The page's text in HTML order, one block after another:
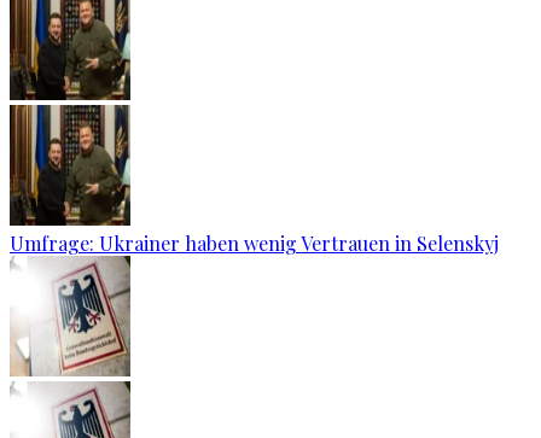
Umfrage: Ukrainer haben wenig Vertrauen in Selenskyj